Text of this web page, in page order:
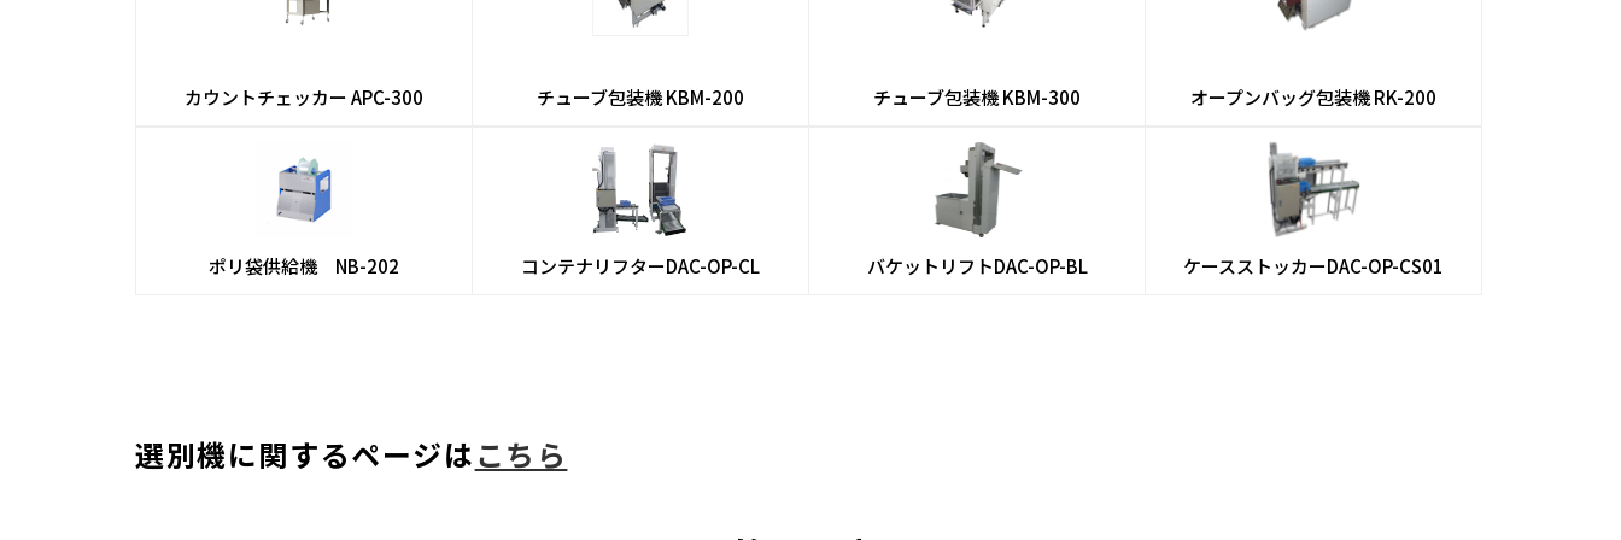
カウントチェッカー APC-300 チューブ包装機KBM-200 チューブ包装機KBM-300 オープンバッグ包装機 RK-200
ポリ袋供給機 NB-202 コンテナリフターDAC-OP-CL バケットリフトDAC-OP-BL ケースストッカーDAC-OP-CS01
選別機に関するページはこちら